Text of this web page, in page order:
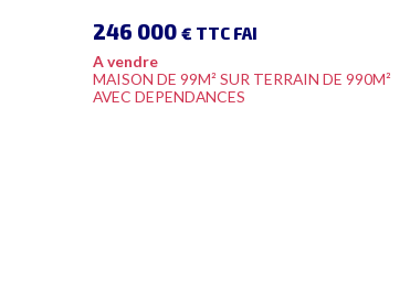
246 000 € TTC FAI
A vendre
MAISON DE 99M² SUR TERRAIN DE 990M²
AVEC DEPENDANCES